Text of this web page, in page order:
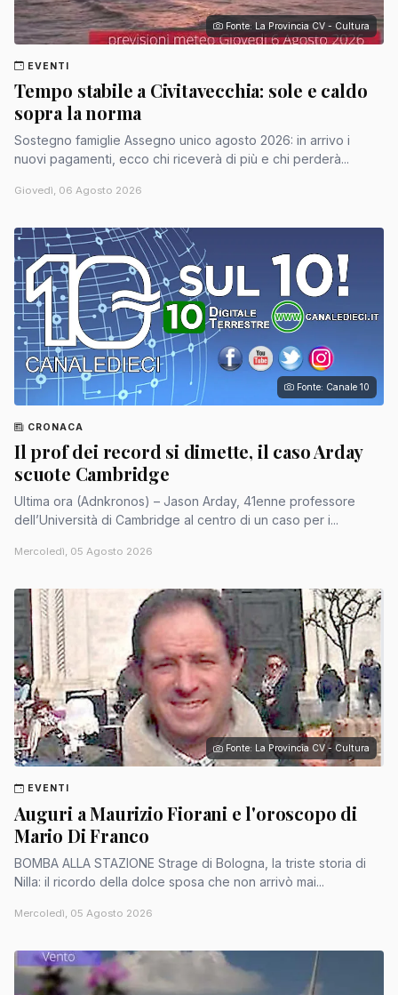
Fonte: La Provincia CV - Cultura
EVENTI
Tempo stabile a Civitavecchia: sole e caldo
sopra la norma
Sostegno famiglie Assegno unico agosto 2026: in arrivo i
nuovi pagamenti, ecco chi riceverà di più e chi perderà...
Giovedì, 06 Agosto 2026
Fonte: Canale 10
CRONACA
Il prof dei record si dimette, il caso Arday
scuote Cambridge
Ultima ora (Adnkronos) – Jason Arday, 41enne professore
dell’Università di Cambridge al centro di un caso per i...
Mercoledì, 05 Agosto 2026
Fonte: La Provincia CV - Cultura
EVENTI
Auguri a Maurizio Fiorani e l'oroscopo di
Mario Di Franco
BOMBA ALLA STAZIONE Strage di Bologna, la triste storia di
Nilla: il ricordo della dolce sposa che non arrivò mai...
Mercoledì, 05 Agosto 2026